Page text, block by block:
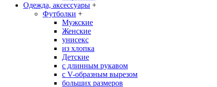
Одежда, аксессуары +
Футболки +
Мужские
Женские
унисекс
из хлопка
Детские
с длинным рукавом
с V-образным вырезом
больших размеров